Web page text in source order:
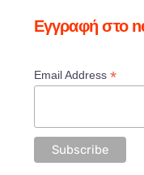
Εγγραφή στο
Email Address *